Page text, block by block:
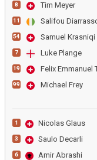
8 Tim Meyer
11 Salifou
54 Samuel Krasniqi
7 Luke Plange
19
99 Michael Frey
1 Nicolas Glaus
3 Saulo Decarli
6 Amir Abrashi